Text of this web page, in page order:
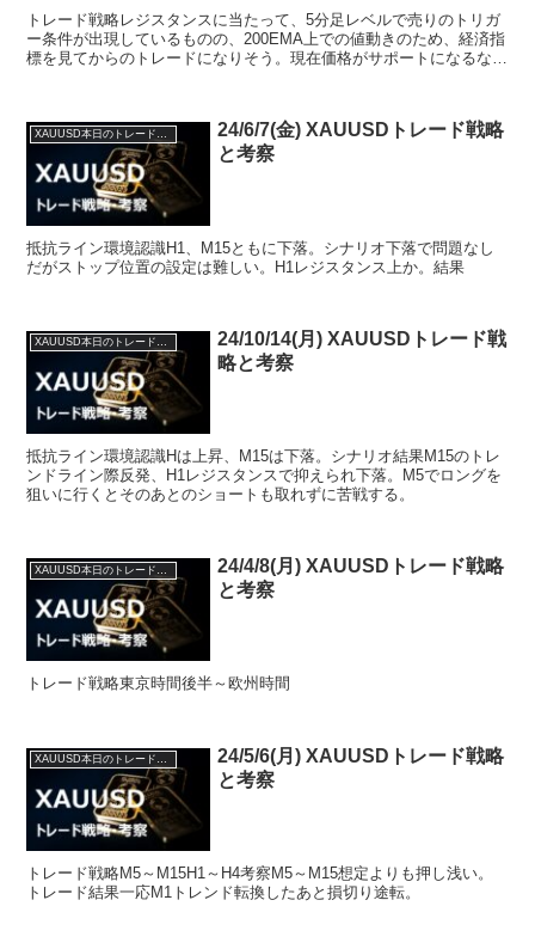
トレード戦略レジスタンスに当たって、5分足レベルで売りのトリガ
ー条件が出現しているものの、200EMA上での値動きのため、経済指
標を見てからのトレードになりそう。現在価格がサポートになるなら
XAUUSD本日のトレード戦略と考察
24/6/7(金) XAUUSDトレード戦略
と考察
抵抗ライン環境認識H1、M15ともに下落。シナリオ下落で問題なし
だがストップ位置の設定は難しい。H1レジスタンス上か。結果
XAUUSD本日のトレード戦略と考察
24/10/14(月) XAUUSDトレード戦
略と考察
抵抗ライン環境認識Hは上昇、M15は下落。シナリオ結果M15のトレ
ンドライン際反発、H1レジスタンスで抑えられ下落。M5でロングを
狙いに行くとそのあとのショートも取れずに苦戦する。
24/4/8(月) XAUUSDトレード戦略
と考察
トレード戦略東京時間後半～欧州時間
XAUUSD本日のトレード戦略と考察
24/5/6(月) XAUUSDトレード戦略
と考察
トレード戦略M5～M15H1～H4考察M5～M15想定よりも押し浅い。
トレード結果一応M1トレンド転換したあと損切り途転。